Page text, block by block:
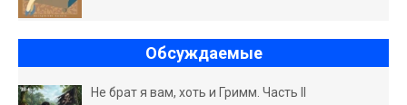
Обсуждаемые
Не брат я вам, хоть и Гримм. Часть II